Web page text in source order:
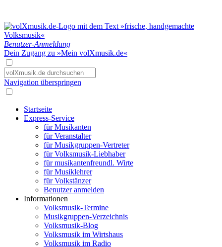
Benutzer-Anmeldung
Dein Zugang zu »Mein volXmusik.de«
Navigation überspringen
Startseite
Express-Service
für Musikanten
für Veranstalter
für Musikgruppen-Vertreter
für Volksmusik-Liebhaber
für musikantenfreundl. Wirte
für Musiklehrer
für Volkstänzer
Benutzer anmelden
Informationen
Volksmusik-Termine
Musikgruppen-Verzeichnis
Volksmusik-Blog
Volksmusik im Wirtshaus
Volksmusik im Radio